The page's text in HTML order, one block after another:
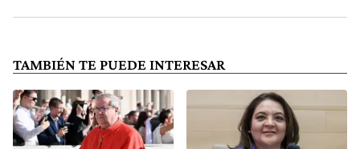
TAMBIÉN TE PUEDE INTERESAR